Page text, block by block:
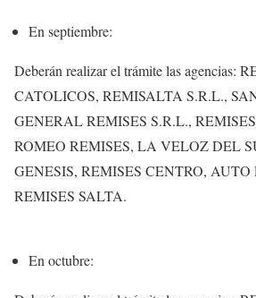
En septiembre:
Deberán realizar el trámite las agencias:
CATOLICOS, REMISALTA S.R.L.,
GENERAL REMISES S.R.L.,
ROMEO REMISES, LA VELOZ DEL
GENESIS, REMISES CENTRO,
REMISES SALTA.
En octubre: